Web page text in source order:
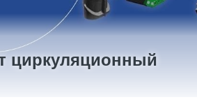
циркуляционный